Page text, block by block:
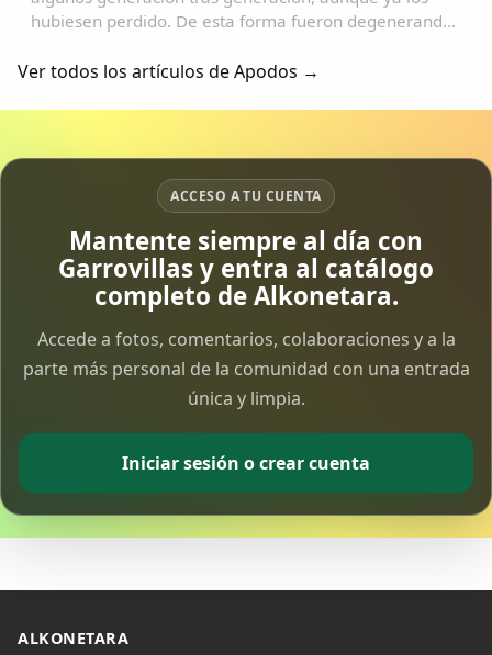
hubiesen perdido. De esta forma fueron degenerando
Ver todos los artículos de Apodos →
ACCESO A TU CUENTA
Mantente siempre al día con
Garrovillas y entra al catálogo
completo de Alkonetara.
Accede a fotos, comentarios, colaboraciones y a la
parte más personal de la comunidad con una entrada
única y limpia.
Iniciar sesión o crear cuenta
ALKONETARA